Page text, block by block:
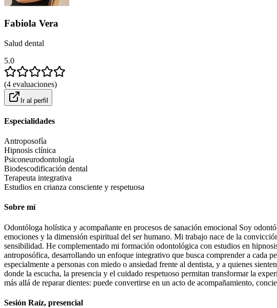
Fabiola Vera
Salud dental
5.0
(4 evaluaciones)
Ir al perfil
Especialidades
Antroposofía
Hipnosis clínica
Psiconeurodontología
Biodescodificación dental
Terapeuta integrativa
Estudios en crianza consciente y respetuosa
Sobre mí
Odontóloga holística y acompañante en procesos de sanación emocional Soy
emociones y la dimensión espiritual del ser humano. Mi trabajo nace de la
sensibilidad. He complementado mi formación odontológica con estudios en
antroposófica, desarrollando un enfoque integrativo que busca comprender a cada
especialmente a personas con miedo o ansiedad frente al dentista, y a quienes
donde la escucha, la presencia y el cuidado respetuoso permitan transformar la
más allá de reparar dientes: puede convertirse en un acto de acompañamiento,
Sesión Raíz, presencial